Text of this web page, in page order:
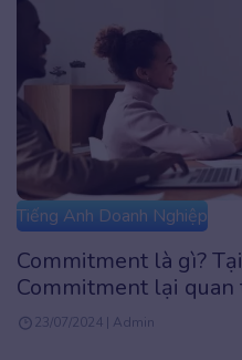
Tiếng Anh Doanh Nghiệp
Phương pháp đào
nhân lực toàn diện
06/02/2024 | kien.le